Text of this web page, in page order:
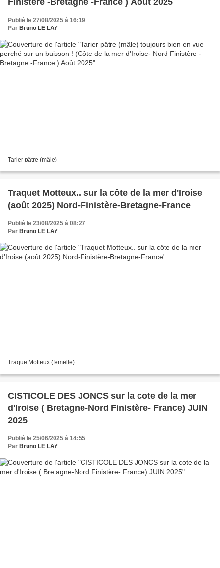
Finistère -Bretagne -France ) Août 2025
Publié le 27/08/2025 à 16:19
Par Bruno LE LAY
Tarier pâtre (mâle)
Traquet Motteux.. sur la côte de la mer d'Iroise
(août 2025) Nord-Finistère-Bretagne-France
Publié le 23/08/2025 à 08:27
Par Bruno LE LAY
Traque Motteux (femelle)
CISTICOLE DES JONCS sur la cote de la mer
d'Iroise ( Bretagne-Nord Finistère- France) JUIN
2025
Publié le 25/06/2025 à 14:55
Par Bruno LE LAY